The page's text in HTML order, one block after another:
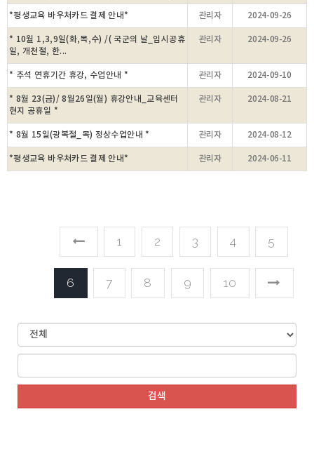
*평생교육 바우처카드 결제 안내* 관리자 2024-09-26
* 10월 1,3,9일(화,목,수) /( 국군의 날_임시공휴
일, 개천절, 한...
관리자 2024-09-26
* 추석 연휴기간 휴강, 수업안내 * 관리자 2024-09-10
* 8월 23(금)/ 8월26일(월) 휴강안내_교육센터
현지 공휴일 *
관리자 2024-08-21
* 8월 15일(광복절_목) 정상수업안내 * 관리자 2024-08-12
*평생교육 바우처카드 결제 안내* 관리자 2024-06-11
1 2 3 4 5
6 7 8 9 10
검색